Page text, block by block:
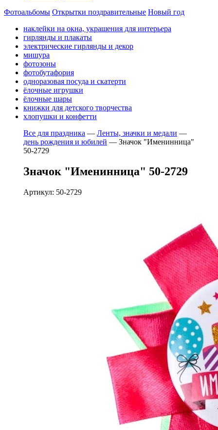
Фотоальбомы Открытки поздравительные Новый год
наклейки на окна, украшения для интерьера
гирлянды и плакаты
электрические гирлянды и декор
мишура
фотозоны
фотобутафория
одноразовая посуда и скатерти
ёлочные игрушки
ёлочные шары
книжки для детского творчества
хлопушки и конфетти
Все для праздника — Ленты, значки и медали —
день рождения и юбилей — Значок "Именинница"
50-2729
Значок "Именинница" 50-2729
Артикул: 50-2729